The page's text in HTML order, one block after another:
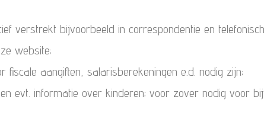
verstrekt bijvoorbeeld in correspondentie en
website;
aangiften, salarisberekeningen e.d. nodig zijn;
evt. informatie over kinderen; voor zover nodig voor